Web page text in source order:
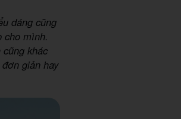
dáng cũng
cho mình.
khác
giản hay